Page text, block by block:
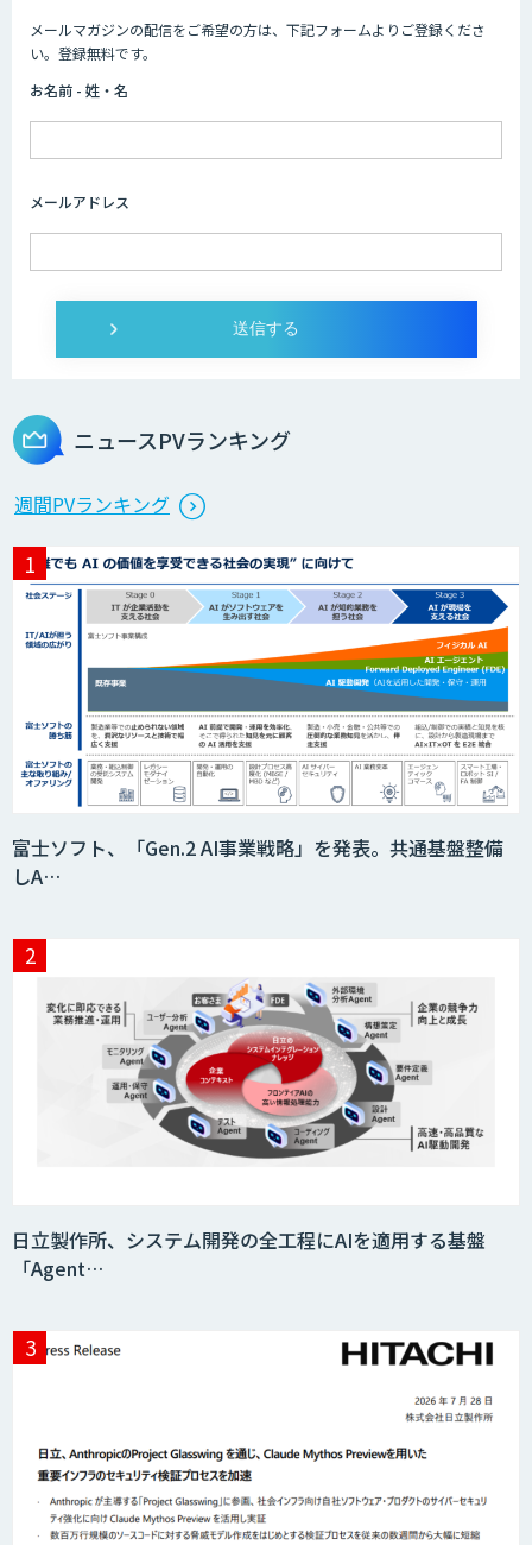
ライフサイエンスDX/AIソリューション
IMACEL
メールマガジンの配信をご希望の方は、下記フォームよりご登録くださ
い。登録無料です。
お名前 - 姓・名
メールアドレス
ニュースPVランキング
週間PVランキング
富士ソフト、「Gen.2 AI事業戦略」を発表。共通基盤整備
しA…
日立製作所、システム開発の全工程にAIを適用する基盤
「Agent…